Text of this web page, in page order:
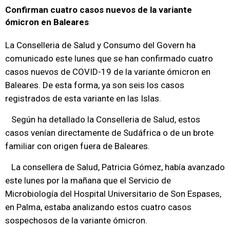
Confirman cuatro casos nuevos de la variante
ómicron en Baleares
La Conselleria de Salud y Consumo del Govern ha
comunicado este lunes que se han confirmado cuatro
casos nuevos de COVID-19 de la variante ómicron en
Baleares. De esta forma, ya son seis los casos
registrados de esta variante en las Islas.
Según ha detallado la Conselleria de Salud, estos
casos venían directamente de Sudáfrica o de un brote
familiar con origen fuera de Baleares.
La consellera de Salud, Patricia Gómez, había avanzado
este lunes por la mañana que el Servicio de
Microbiología del Hospital Universitario de Son Espases,
en Palma, estaba analizando estos cuatro casos
sospechosos de la variante ómicron.